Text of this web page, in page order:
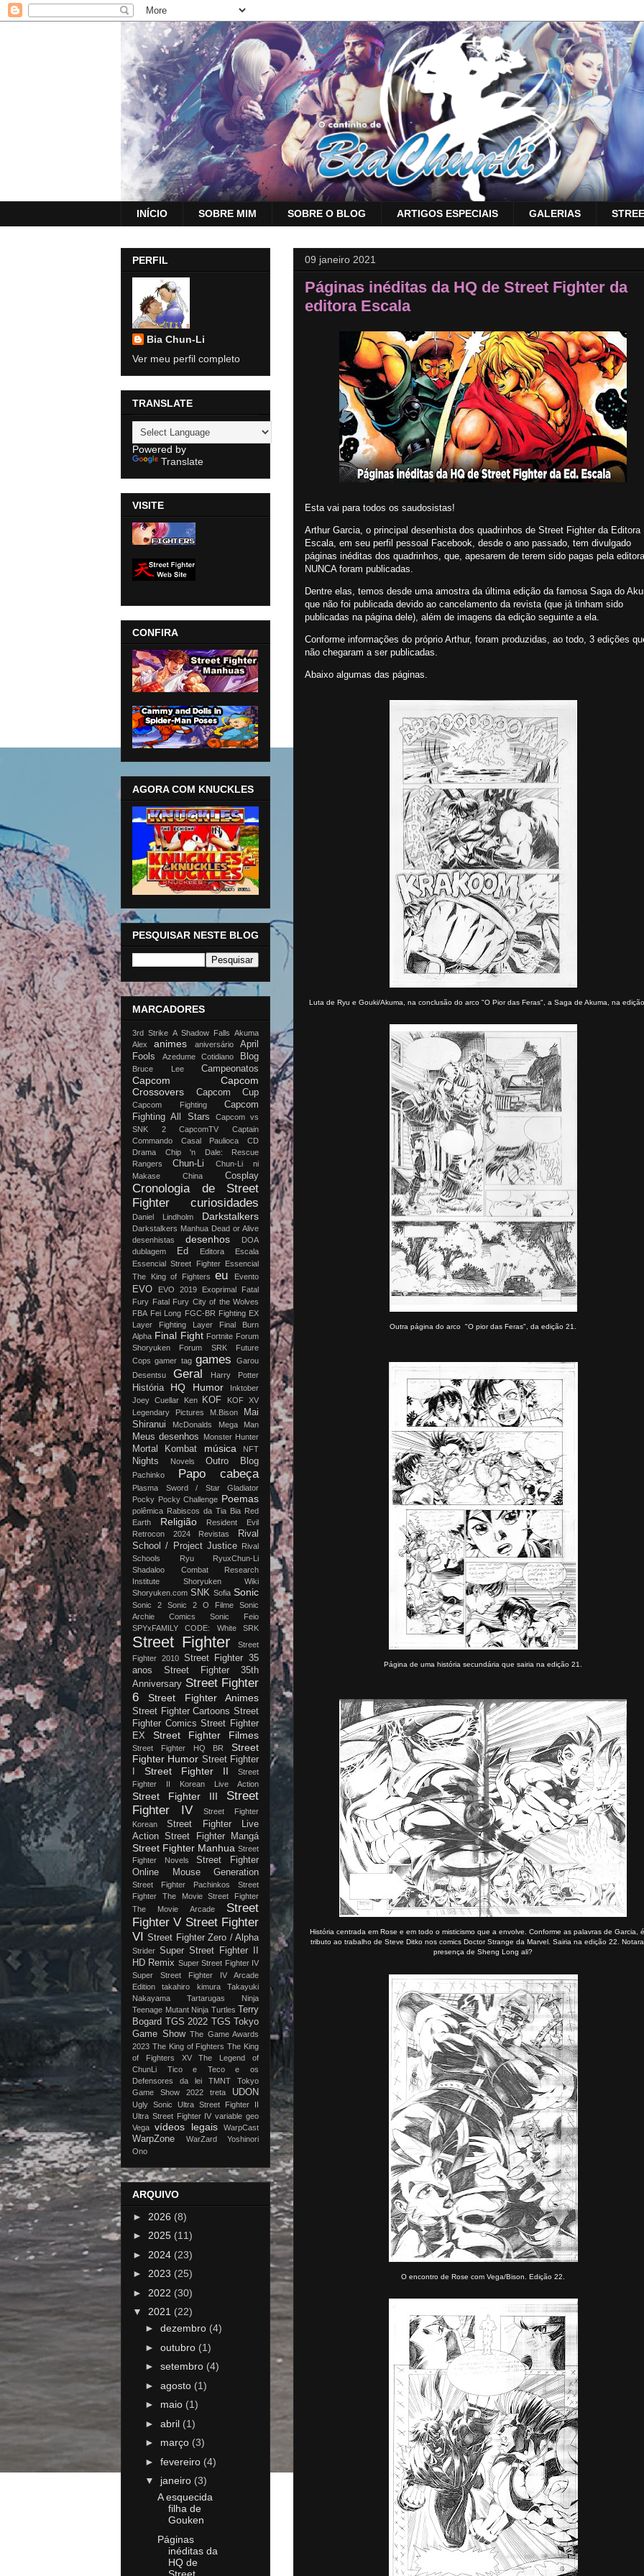
INÍCIO SOBRE MIM SOBRE O BLOG ARTIGOS ESPECIAIS GALERIAS
09 janeiro 2021
Páginas inéditas da HQ de Street Fighter da
editora Escala
Esta vai para todos os saudosistas!
Arthur Garcia, o principal desenhista dos quadrinhos de Street Fighter da Editora
Escala, em seu perfil pessoal Facebook, desde o ano passado, tem divulgado
páginas inéditas dos quadrinhos, que, apesarem de terem sido pagas pela
NUNCA foram publicadas.
Dentre elas, temos desde uma amostra da última edição da famosa Saga do
que não foi publicada devido ao cancelamento da revista (que já tinham sido
publicadas na página dele), além de imagens da edição seguinte a ela.
Conforme informações do próprio Arthur, foram produzidas, ao todo, 3 edições
não chegaram a ser publicadas.
Abaixo algumas das páginas.
Luta de Ryu e Gouki/Akuma, na conclusão do arco "O Pior das Feras", a Saga de Akuma, na
Outra página do arco "O pior das Feras", da edição 21.
Página de uma história secundária que sairia na edição 21.
História centrada em Rose e em todo o misticismo que a envolve. Conforme as palavras de Garcia,
tributo ao trabalho de Steve Ditko nos comics Doctor Strange da Marvel. Sairia na edição 22.
presença de Sheng Long ali?
O encontro de Rose com Vega/Bison. Edição 22.
PERFIL
Bia Chun-Li
Ver meu perfil completo
TRANSLATE
Powered by
Translate
VISITE
CONFIRA
AGORA COM KNUCKLES
PESQUISAR NESTE BLOG
MARCADORES
3rd Strike A Shadow Falls Akuma
Alex
animes aniversário
April
Fools
Azedume Cotidiano Blog
Bruce Lee Campeonatos
Capcom
Capcom
Crossovers
Capcom Cup
Capcom Fighting
Capcom
Fighting All Stars
Capcom vs
SNK 2
CapcomTV
Captain
Commando
Casal Paulioca
CD
Drama
Chip 'n Dale: Rescue
Rangers
Chun-Li
Chun-Li ni
Makase China
Cosplay
Cronologia de Street
Fighter
curiosidades
Daniel Lindholm Darkstalkers
Darkstalkers Manhua Dead or Alive
desenhistas
desenhos
DOA
dublagem
Ed
Editora Escala
Essencial Street Fighter
Essencial
The King of Fighters
eu Evento
EVO EVO 2019 Exoprimal
Fatal
Fury Fatal Fury City of the Wolves
FBA Fei Long FGC-BR Fighting EX
Layer
Fighting Layer
Final Burn
Alpha Final Fight Fortnite Forum
Shoryuken
Forum SRK
Future
Cops gamer tag games
Garou
Desentsu
Geral Harry Potter
História HQ Humor
Inktober
Joey Cuellar
Ken KOF
KOF XV
Legendary Pictures
M.Bison
Mai
Shiranui
McDonalds Mega Man
Meus desenhos Monster Hunter
Mortal Kombat música NFT
Nights Novels Outro Blog
Pachinko Papo cabeça
Plasma Sword / Star Gladiator
Pocky Pocky Challenge Poemas
polêmica Rabiscos da Tia Bia Red
Earth
Religião
Resident Evil
Retrocon 2024
Revistas
Rival
School / Project Justice
Rival
Schools
Ryu
RyuxChun-Li
Shadaloo Combat Research
Institute
Shoryuken Wiki
Shoryuken.com SNK Sofia Sonic
Sonic 2 Sonic 2 O Filme
Sonic
Archie Comics
Sonic Feio
SPYxFAMILY CODE: White
SRK
Street Fighter
Street
Fighter 2010
Street Fighter 35
anos
Street Fighter 35th
Anniversary Street Fighter
6
Street Fighter Animes
Street Fighter Cartoons Street
Fighter Comics Street Fighter
EX
Street Fighter Filmes
Street Fighter HQ BR
Street
Fighter Humor Street Fighter
Street Fighter II
Street
Fighter II Korean Live Action
Street Fighter III
Street
Fighter IV
Street Fighter
Korean
Street Fighter Live
Action Street Fighter Mangá
Street Fighter Manhua Street
Fighter Novels
Street Fighter
Online Mouse Generation
Street Fighter Pachinkos
Street
Fighter The Movie
Street Fighter
The Movie Arcade
Street
Fighter V Street Fighter
VI Street Fighter Zero / Alpha
Strider Super Street Fighter II
HD Remix Super Street Fighter IV
Super Street Fighter IV Arcade
Edition
takahiro kimura
Takayuki
Nakayama
Tartarugas Ninja
Teenage Mutant Ninja Turtles Terry
Bogard TGS 2022 TGS Tokyo
Game Show The Game Awards
2023 The King of Fighters The King
of Fighters XV
The Legend of
ChunLi
Tico e Teco e os
Defensores da lei
TMNT
Tokyo
Game Show 2022
treta UDON
Ugly Sonic
Ultra Street Fighter II
Ultra Street Fighter IV variable geo
Vega
vídeos legais WarpCast
WarpZone WarZard
Yoshinori
Ono
ARQUIVO
► 2026 (8)
► 2025 (11)
► 2024 (23)
► 2023 (25)
► 2022 (30)
▼ 2021 (22)
► dezembro (4)
► outubro (1)
► setembro (4)
► agosto (1)
► maio (1)
► abril (1)
► março (3)
► fevereiro (4)
▼ janeiro (3)
A esquecida
filha de
Gouken
Páginas
inéditas da
HQ de